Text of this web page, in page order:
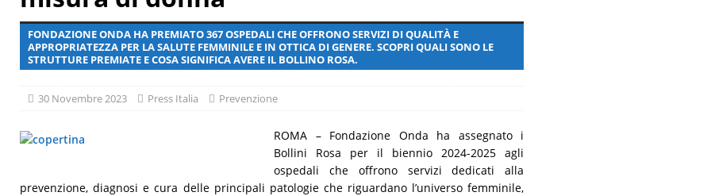
[ 29 Luglio 2026 ] Giornata mondiale delle epatiti, malattia ancora presente MALATTIE RARE
FONDAZIONE ONDA HA PREMIATO 367 OSPEDALI CHE OFFRONO SERVIZI DI QUALITÀ E
APPROPRIATEZZA PER LA SALUTE FEMMINILE E IN OTTICA DI GENERE. SCOPRI QUALI SONO LE
STRUTTURE PREMIATE E COSA SIGNIFICA AVERE IL BOLLINO ROSA.
30 Novembre 2023 Press Italia Prevenzione
ROMA – Fondazione Onda ha assegnato i
Bollini Rosa per il biennio 2024-2025 agli
ospedali che offrono servizi dedicati alla
prevenzione, diagnosi e cura delle principali patologie che riguardano l’universo femminile,